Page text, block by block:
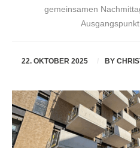
gemeinsamen
22. OKTOBER 2025 BY